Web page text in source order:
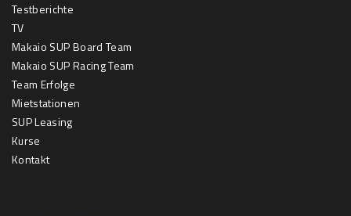
Testberichte
TV
Makaio SUP Board Team
Makaio SUP Racing Team
Team Erfolge
Mietstationen
SUP Leasing
Kurse
Kontakt